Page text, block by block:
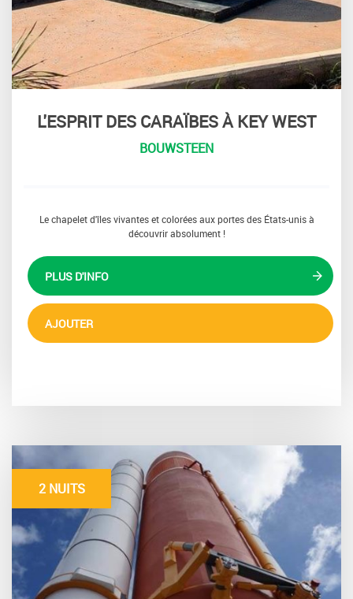
L'ESPRIT DES CARAÏBES À KEY WEST
BOUWSTEEN
Le chapelet d'îles vivantes et colorées aux portes des États-unis à
découvrir absolument !
PLUS D'INFO
AJOUTER
2 NUITS